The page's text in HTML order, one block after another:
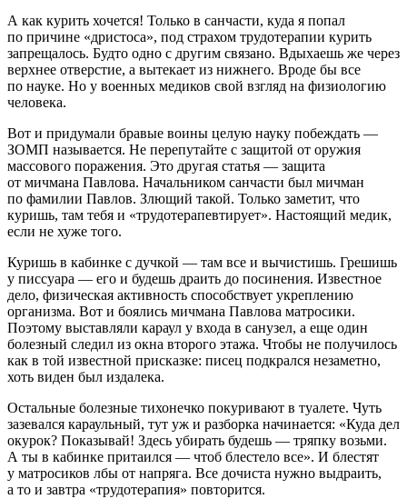
А как курить хочется! Только в санчасти, куда я попал
по причине «дристоса», под страхом трудотерапии курить
запрещалось. Будто одно с другим связано. Вдыхаешь же через
верхнее отверстие, а вытекает из нижнего. Вроде бы все
по науке. Но у военных медиков свой взгляд на физиологию
человека.
Вот и придумали бравые воины целую науку побеждать —
ЗОМП называется. Не перепутайте с защитой от оружия
массового поражения. Это другая статья — защита
от мичмана Павлова. Начальником санчасти был мичман
по фамилии Павлов. Злющий такой. Только заметит, что
куришь, там тебя и «трудотерапевтирует». Настоящий медик,
если не хуже того.
Куришь в кабинке с дучкой — там все и вычистишь. Грешишь
у писсуара — его и будешь драить до посинения. Известное
дело, физическая активность способствует укреплению
организма. Вот и боялись мичмана Павлова матросики.
Поэтому выставляли караул у входа в санузел, а еще один
болезный следил из окна второго этажа. Чтобы не получилось
как в той известной присказке: писец подкрался незаметно,
хоть виден был издалека.
Остальные болезные тихонечко покуривают в туалете. Чуть
зазевался караульный, тут уж и разборка начинается: «Куда дел
окурок? Показывай! Здесь убирать будешь — тряпку возьми.
А ты в кабинке притаился — чтоб блестело все». И блестят
у матросиков лбы от напряга. Все дочиста нужно выдраить,
а то и завтра «трудотерапия» повторится.